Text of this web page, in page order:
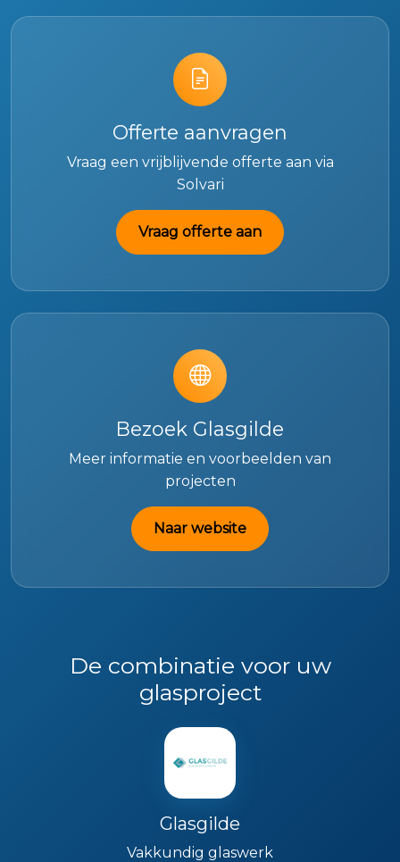
Offerte aanvragen
Vraag een vrijblijvende offerte aan via
Solvari
Vraag offerte aan
Bezoek Glasgilde
Meer informatie en voorbeelden van
projecten
Naar website
De combinatie voor uw
glasproject
Glasgilde
Vakkundig glaswerk